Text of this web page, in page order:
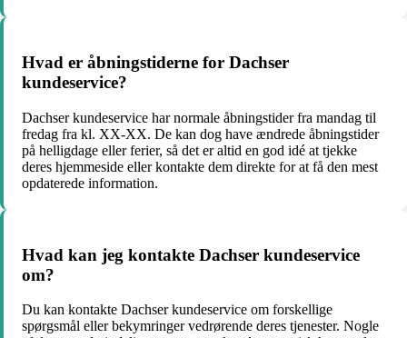
Hvad er åbningstiderne for Dachser
kundeservice?
Dachser kundeservice har normale åbningstider fra mandag til
fredag ​​fra kl. XX-XX. De kan dog have ændrede åbningstider
på helligdage eller ferier, så det er altid en god idé at tjekke
deres hjemmeside eller kontakte dem direkte for at få den mest
opdaterede information.
Hvad kan jeg kontakte Dachser kundeservice
om?
Du kan kontakte Dachser kundeservice om forskellige
spørgsmål eller bekymringer vedrørende deres tjenester. Nogle